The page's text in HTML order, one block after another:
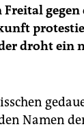
gegen
droht ein
Namen